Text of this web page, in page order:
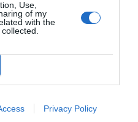
Use,
of my
with the
Privacy Policy